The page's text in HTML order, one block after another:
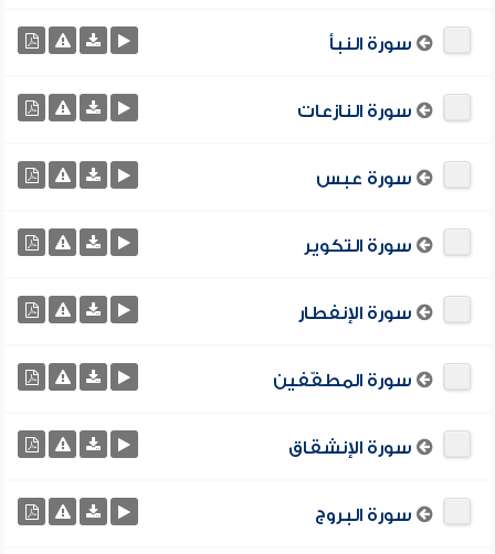
سورة النبأ
سورة النازعات
سورة عبس
سورة التكوير
سورة الإنفطار
سورة المطفّفين
سورة الإنشقاق
سورة البروج